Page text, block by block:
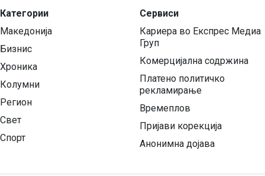
Категории
Македонија
Бизнис
Хроника
Колумни
Регион
Свет
Спорт
Сервиси
Кариера во Експрес Медиа
Груп
Комерцијална содржина
Платено политичко
рекламирање
Времеплов
Пријави корекција
Анонимна дојава